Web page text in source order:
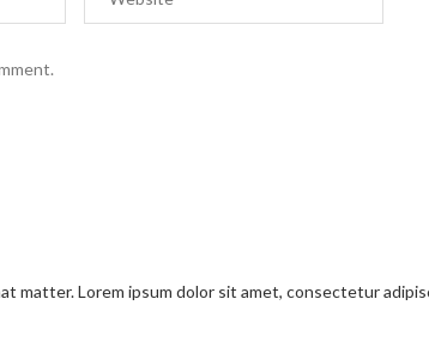
matter. Lorem ipsum dolor sit amet, consectetur